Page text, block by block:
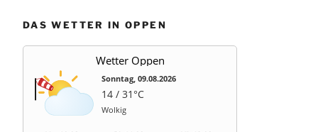
DAS WETTER IN OPPEN
Wetter Oppen
Sonntag, 09.08.2026
14 / 31°C
Wolkig